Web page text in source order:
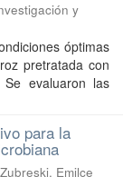
y
óptimas
pretratada con
evaluaron las
para la
Emilce